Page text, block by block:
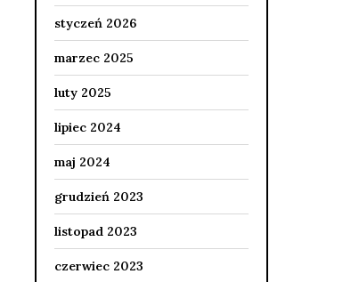
styczeń 2026
marzec 2025
luty 2025
lipiec 2024
maj 2024
grudzień 2023
listopad 2023
czerwiec 2023